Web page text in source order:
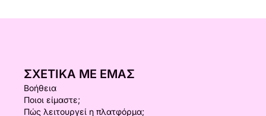
ΣΧΕΤΙΚΆ ΜΕ ΕΜΆΣ
Βοήθεια
Ποιοι είμαστε;
Πώς λειτουργεί η πλατφόρμα;